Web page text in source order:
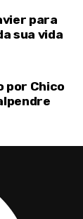
para
sua vida
por Chico